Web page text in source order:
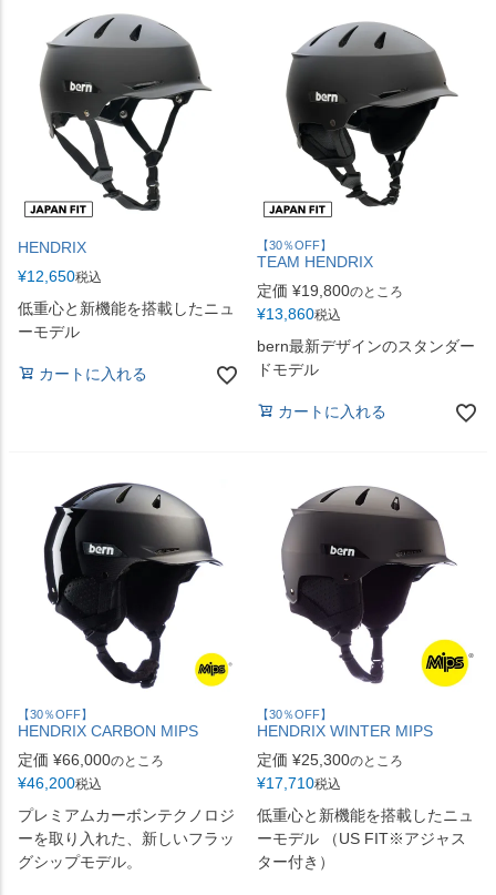
HENDRIX
¥12,650税込
低重心と新機能を搭載したニュ
ーモデル
カートに入れる
【30％OFF】
TEAM HENDRIX
定価 ¥19,800のところ
¥13,860税込
bern最新デザインのスタンダー
ドモデル
カートに入れる
【30％OFF】
HENDRIX CARBON MIPS
定価 ¥66,000のところ
¥46,200税込
プレミアムカーボンテクノロジ
ーを取り入れた、新しいフラッ
グシップモデル。
【30％OFF】
HENDRIX WINTER MIPS
定価 ¥25,300のところ
¥17,710税込
低重心と新機能を搭載したニュ
ーモデル （US FIT※アジャス
ター付き）